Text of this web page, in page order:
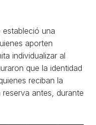
una
aporten
individualizar al
que la identidad
reciban la
antes, durante